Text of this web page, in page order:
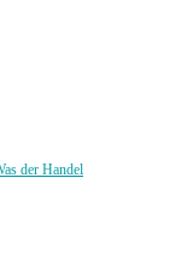
der Handel